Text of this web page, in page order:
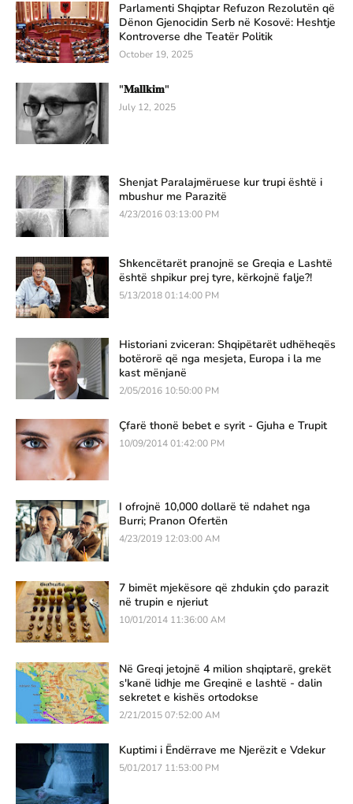
Parlamenti Shqiptar Refuzon Rezolutën që
Dënon Gjenocidin Serb në Kosovë: Heshtje
Kontroverse dhe Teatër Politik
October 19, 2025
"𝐌𝐚𝐥𝐥𝐤𝐢𝐦"
July 12, 2025
Shenjat Paralajmëruese kur trupi është i
mbushur me Parazitë
4/23/2016 03:13:00 PM
Shkencëtarët pranojnë se Greqia e Lashtë
është shpikur prej tyre, kërkojnë falje?!
5/13/2018 01:14:00 PM
Historiani zviceran: Shqipëtarët udhëheqës
botërorë që nga mesjeta, Europa i la me
kast mënjanë
2/05/2016 10:50:00 PM
Çfarë thonë bebet e syrit - Gjuha e Trupit
10/09/2014 01:42:00 PM
I ofrojnë 10,000 dollarë të ndahet nga
Burri; Pranon Ofertën
4/23/2019 12:03:00 AM
7 bimët mjekësore që zhdukin çdo parazit
në trupin e njeriut
10/01/2014 11:36:00 AM
Në Greqi jetojnë 4 milion shqiptarë, grekët
s'kanë lidhje me Greqinë e lashtë - dalin
sekretet e kishës ortodokse
2/21/2015 07:52:00 AM
Kuptimi i Ëndërrave me Njerëzit e Vdekur
5/01/2017 11:53:00 PM